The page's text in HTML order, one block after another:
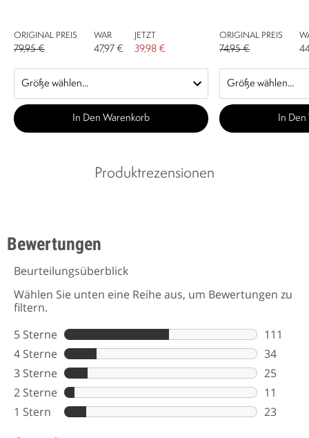
ORIGINAL PREIS
79,95 €
WAR
47,97 €
JETZT
39,98 €
In Den Warenkorb
ORIGINAL PREIS
74,95 €
In Den
Produktrezensionen